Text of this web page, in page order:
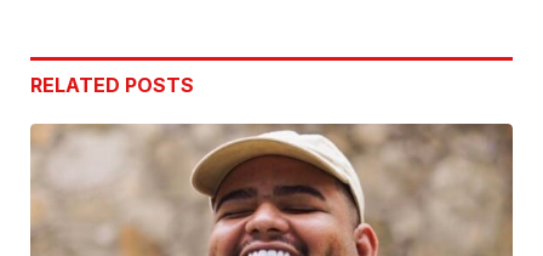
RELATED POSTS